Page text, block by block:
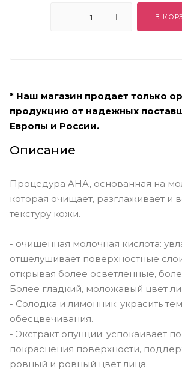
В
* Наш магазин продает только
продукцию от надежных
Европы и России.
Описание
Процедура AHA, основанная на
которая очищает, разглаживает и
текстуру кожи.
- очищенная молочная кислота:
отшелушивает поверхностные
открывая более осветленные,
Более гладкий, моложавый цвет
- Солодка и лимонник: украсить
обесцвечивания.
- Экстракт опунции: успокаивает
покраснения поверхности,
ровный и ровный цвет лица.